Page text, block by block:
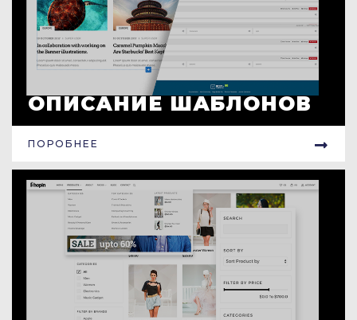
ОПИСАНИЕ ШАБЛОНОВ
ПОРОБНЕЕ